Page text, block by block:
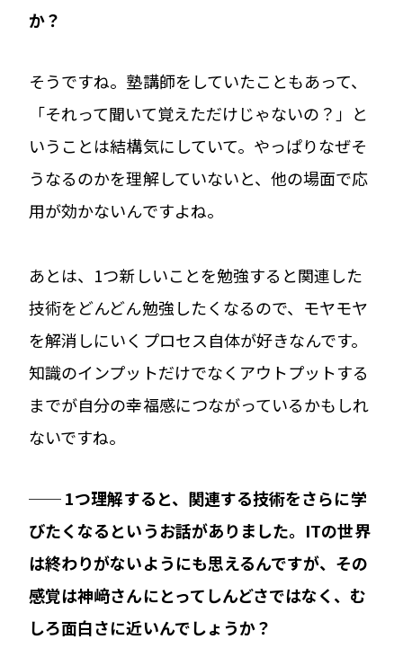
か？
そうですね。塾講師をしていたこともあって、
「それって聞いて覚えただけじゃないの？」と
いうことは結構気にしていて。やっぱりなぜそ
うなるのかを理解していないと、他の場面で応
用が効かないんですよね。
あとは、1つ新しいことを勉強すると関連した
技術をどんどん勉強したくなるので、モヤモヤ
を解消しにいくプロセス自体が好きなんです。
知識のインプットだけでなくアウトプットする
までが自分の幸福感につながっているかもしれ
ないですね。
── 1つ理解すると、関連する技術をさらに学
びたくなるというお話がありました。ITの世界
は終わりがないようにも思えるんですが、その
感覚は神﨑さんにとってしんどさではなく、む
しろ面白さに近いんでしょうか？